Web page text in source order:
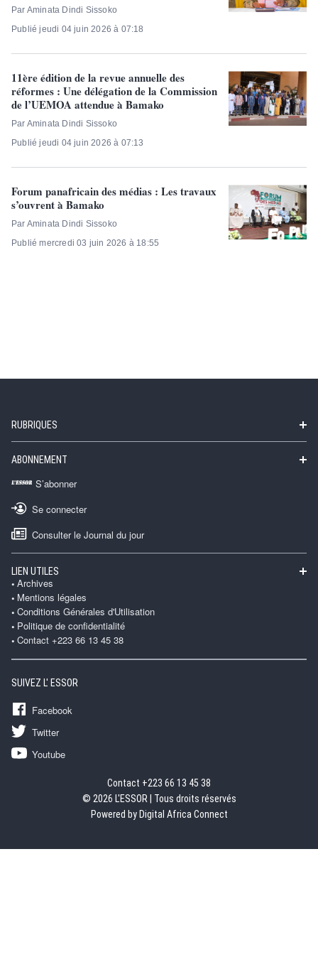
Par Aminata Dindi Sissoko
Publié jeudi 04 juin 2026 à 07:18
11ère édition de la revue annuelle des
réformes : Une délégation de la Commission
de l’UEMOA attendue à Bamako
Par Aminata Dindi Sissoko
Publié jeudi 04 juin 2026 à 07:13
Forum panafricain des médias : Les travaux
s’ouvrent à Bamako
Par Aminata Dindi Sissoko
Publié mercredi 03 juin 2026 à 18:55
RUBRIQUES
ABONNEMENT
S’abonner
Se connecter
Consulter le Journal du jour
LIEN UTILES
Archives
Mentions légales
Conditions Générales d'Utilisation
Politique de confidentialité
Contact +223 66 13 45 38
SUIVEZ L' ESSOR
Facebook
Twitter
Youtube
Contact +223 66 13 45 38
© 2026 L'ESSOR | Tous droits réservés
Powered by Digital Africa Connect